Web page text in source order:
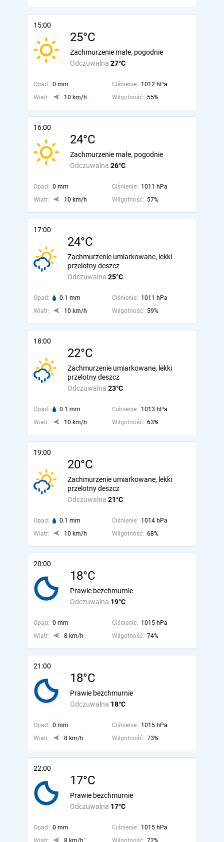
15:00
25°C
Odczuwalna 27°C
Zachmurzenie małe, pogodnie
Opad: 0 mm Ciśnienie: 1012 hPa
Wiatr:
10 km/h Wilgotność: 55%
16:00
24°C
Odczuwalna 26°C
Zachmurzenie małe, pogodnie
Opad: 0 mm Ciśnienie: 1011 hPa
Wiatr:
10 km/h Wilgotność: 57%
17:00
24°C
Odczuwalna 25°C
Zachmurzenie umiarkowane, lekki
przelotny deszcz
Opad: 0.1 mm Ciśnienie: 1011 hPa
Wiatr:
10 km/h Wilgotność: 59%
18:00
22°C
Odczuwalna 23°C
Zachmurzenie umiarkowane, lekki
przelotny deszcz
Opad: 0.1 mm Ciśnienie: 1013 hPa
Wiatr:
10 km/h Wilgotność: 63%
19:00
20°C
Odczuwalna 21°C
Zachmurzenie umiarkowane, lekki
przelotny deszcz
Opad: 0.1 mm Ciśnienie: 1014 hPa
Wiatr:
10 km/h Wilgotność: 68%
20:00
18°C
Odczuwalna 19°C
Prawie bezchmurnie
Opad: 0 mm Ciśnienie: 1015 hPa
Wiatr:
8 km/h Wilgotność: 74%
21:00
18°C
Odczuwalna 18°C
Prawie bezchmurnie
Opad: 0 mm Ciśnienie: 1015 hPa
Wiatr:
8 km/h Wilgotność: 73%
22:00
17°C
Odczuwalna 17°C
Prawie bezchmurnie
Opad: 0 mm Ciśnienie: 1015 hPa
Wiatr:
8 km/h Wilgotność: 72%